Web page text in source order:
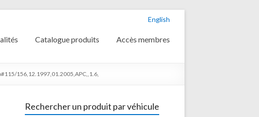
English
Catalogue produits Accès membres
156,12.1997,01.2005,APC,,1.6,
Rechercher un produit par véhicule